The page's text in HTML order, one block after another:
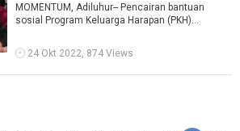
MOMENTUM, Adiluhur-- Pencairan bantuan
sosial Program Keluarga Harapan (PKH)
(KPM) ...
24 Okt 2022, 874 Views